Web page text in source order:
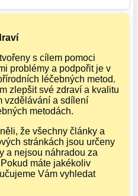
s cílem pomoci
problémy a podpořit je v
léčebných metod.
zlepšit své zdraví a kvalitu
vzdělávání a sdílení
metodách.
že všechny články a
stránkách jsou určeny
a nejsou náhradou za
máte jakékoliv
Vám vyhledat